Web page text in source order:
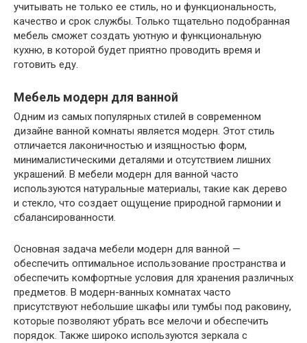
учитывать не только ее стиль, но и функциональность,
качество и срок службы. Только тщательно подобранная
мебель сможет создать уютную и функциональную
кухню, в которой будет приятно проводить время и
готовить еду.
Мебель модерн для ванной
Одним из самых популярных стилей в современном
дизайне ванной комнаты является модерн. Этот стиль
отличается лаконичностью и изящностью форм,
минималистическими деталями и отсутствием лишних
украшений. В мебели модерн для ванной часто
используются натуральные материалы, такие как дерево
и стекло, что создает ощущение природной гармонии и
сбалансированности.
Основная задача мебели модерн для ванной —
обеспечить оптимальное использование пространства и
обеспечить комфортные условия для хранения различных
предметов. В модерн-ванных комнатах часто
присутствуют небольшие шкафы или тумбы под раковину,
которые позволяют убрать все мелочи и обеспечить
порядок. Также широко используются зеркала с